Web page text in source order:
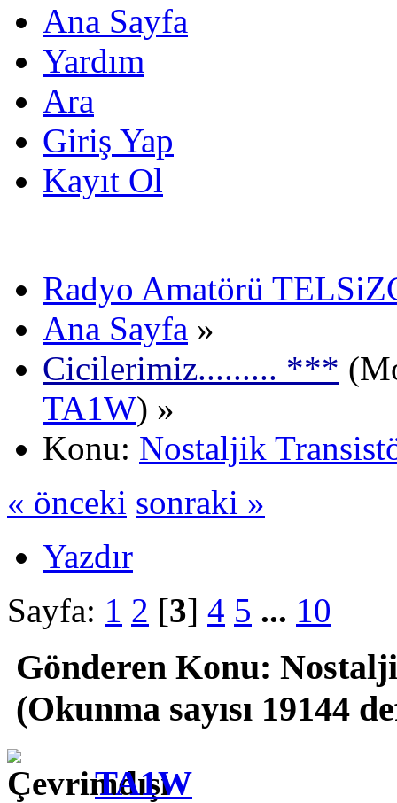
Ana Sayfa
Yardım
Ara
Giriş Yap
Kayıt Ol
Radyo Amatörü
Ana Sayfa »
Cicilerimiz......... ***
TA1W) »
Konu: Nostaljik
« önceki sonraki »
Yazdır
Sayfa: 1 2 [3] 4 5 ... 10
Gönderen Konu:
(Okunma sayısı 19144
TA1W